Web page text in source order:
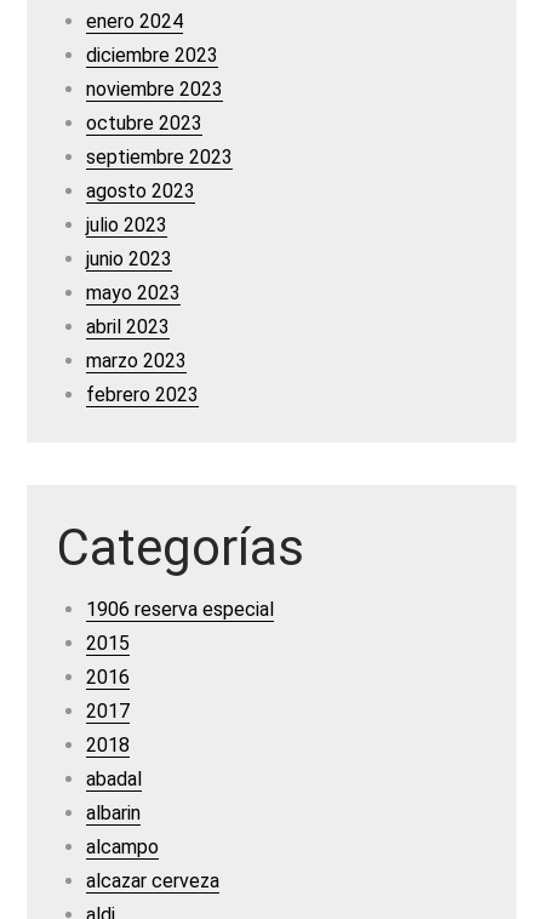
enero 2024
diciembre 2023
noviembre 2023
octubre 2023
septiembre 2023
agosto 2023
julio 2023
junio 2023
mayo 2023
abril 2023
marzo 2023
febrero 2023
Categorías
1906 reserva especial
2015
2016
2017
2018
abadal
albarin
alcampo
alcazar cerveza